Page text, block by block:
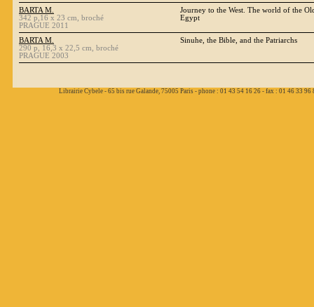
BARTA M.
342 p,16 x 23 cm, broché
PRAGUE 2011
Journey to the West. The world of the
Egypt
BARTA M.
290 p, 16,3 x 22,5 cm, broché
PRAGUE 2003
Sinuhe, the Bible, and the Patriarchs
Librairie Cybele - 65 bis rue Galande, 75005 Paris - phone : 01 43 54 16 26 - fax : 01 46 33